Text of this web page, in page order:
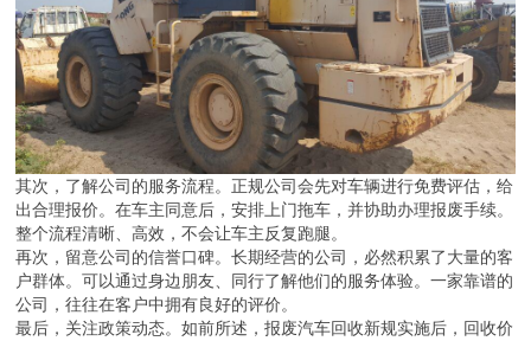
其次，了解公司的服务流程。正规公司会先对车辆进行免费评估，给
出合理报价。在车主同意后，安排上门拖车，并协助办理报废手续。
整个流程清晰、高效，不会让车主反复跑腿。
再次，留意公司的信誉口碑。长期经营的公司，必然积累了大量的客
户群体。可以通过身边朋友、同行了解他们的服务体验。一家靠谱的
公司，往往在客户中拥有良好的评价。
最后，关注政策动态。如前所述，报废汽车回收新规实施后，回收价